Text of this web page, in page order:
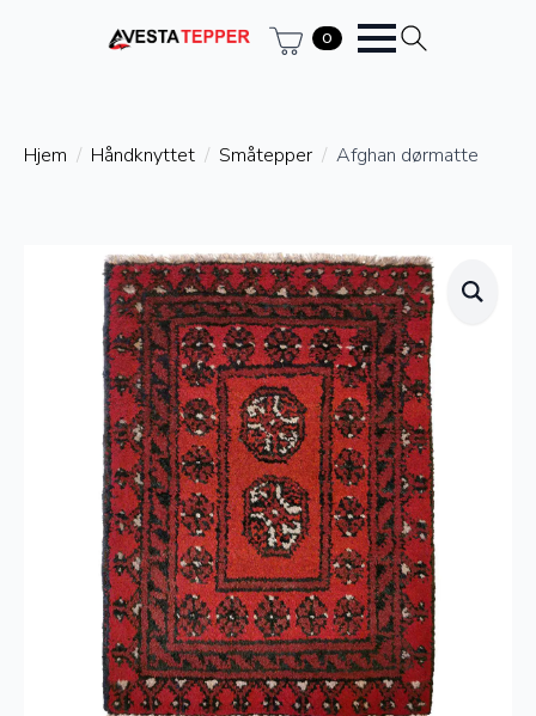
0
Hjem Håndknyttet Småtepper Afghan dørmatte